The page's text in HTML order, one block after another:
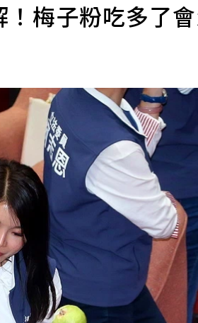
！梅子粉吃多了